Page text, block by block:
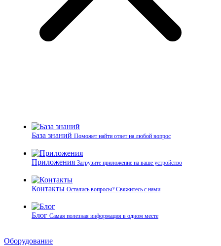
База знаний Поможет найти ответ на любой вопрос
Приложения Загрузите приложение на ваше устройство
Контакты Остались вопросы? Свяжитесь с нами
Блог Самая полезная информация в одном месте
Оборудование